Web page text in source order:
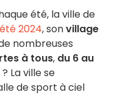
été, la ville de
été 2024, sonvillage
nombreuses
à tous, du 6 au
La ville se
de sport à ciel